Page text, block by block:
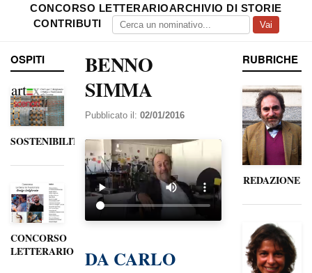
CONCORSO LETTERARIOARCHIVIO DI STORIE
CONTRIBUTI
Vai
OSPITI
SOSTENIBILITÀ
CONCORSO
LETTERARIO
BENNO
SIMMA
Pubblicato il: 02/01/2016
DA CARLO
RUBRICHE
REDAZIONE